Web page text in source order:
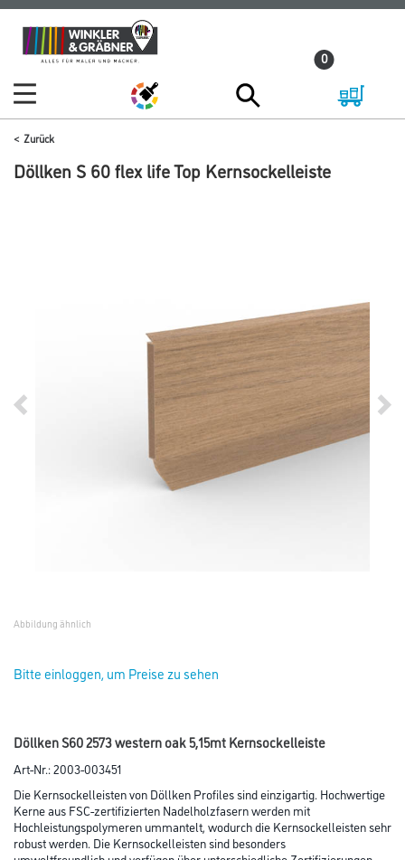
Zum
Inhalt
Zum
Navigationsmenü
0
Zurück
Döllken S 60 flex life Top Kernsockelleiste
Abbildung ähnlich
Bitte einloggen, um Preise zu sehen
Döllken S60 2573 western oak 5,15mt Kernsockelleiste
Art-Nr.:2003-003451
Die Kernsockelleisten von Döllken Profiles sind einzigartig. Hochwertige
Kerne aus FSC-zertifizierten Nadelholzfasern werden mit
Hochleistungspolymeren ummantelt, wodurch die Kernsockelleisten sehr
robust werden. Die Kernsockelleisten sind besonders